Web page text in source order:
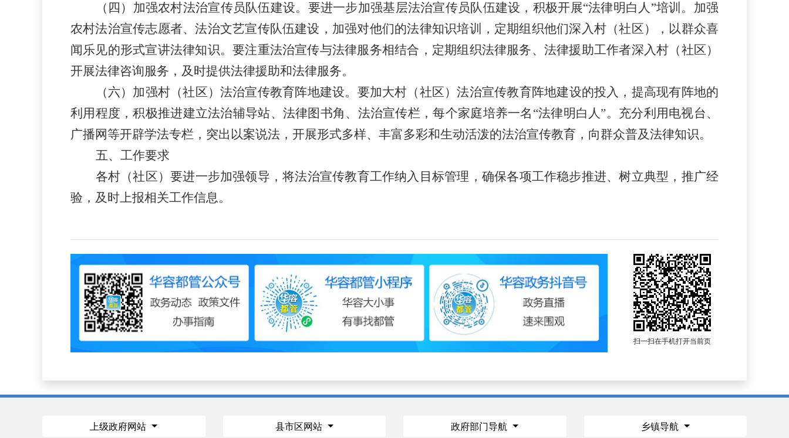
（四）加强农村法治宣传员队伍建设。要进一步加强基层法治宣传员队伍建设，积极开展“法律明白人”培训。加强
农村法治宣传志愿者、法治文艺宣传队伍建设，加强对他们的法律知识培训，定期组织他们深入村（社区）
，以群众喜
闻乐见的形式宣讲法律知识。要注重法治宣传与法律服务相结合，定期组织法律服务、法律援助工作者深入村（社区）
开展法律咨询服务，及时提供法律援助和法律服务。
（六）加强村（社区） 法治宣传教育阵地建设。要加大村（社区）法治宣传教育阵地建设的投入，提高现有阵地的
利用程度，积极推进建立法治辅导站、法律图书角、法治宣传栏，每个家庭培养一名“法律明白人”。充分利用电视台、
广播网等开辟学法专栏，突出以案说法，开展形式多样、丰富多彩和生动活泼的法治宣传教育，向群众普及法律知识。
五、工作要求
各村（社区）要进一步加强领导，将法治宣传教育工作纳入目标管理，确保各项工作稳步推进、树立典型，推广经
验，及时上报相关工作信息。
扫一扫在手机打开当前页
上级政府网站 县市区网站 政府部门导航 乡镇导航